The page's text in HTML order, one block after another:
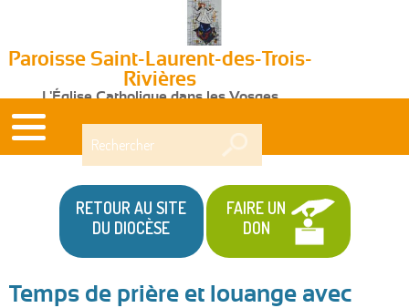
Paroisse Saint-Laurent-des-Trois-
Rivières
L'Église Catholique dans les Vosges
RETOUR AU SITE
DU DIOCÈSE
FAIRE UN
DON
Temps de prière et louange avec